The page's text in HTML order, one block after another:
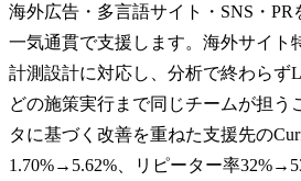
海外広告・多言語サイト・SNS・
一気通貫で支援します。海外サイト
計測設計に対応し、分析で終わらず
どの施策実行まで同じチームが担う
タに基づく改善を重ねた支援先の
1.70%→5.62%、リピーター率